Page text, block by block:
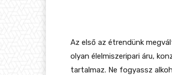
Az első az étrendünk
olyan élelmiszeripari áru,
tartalmaz. Ne fogyassz